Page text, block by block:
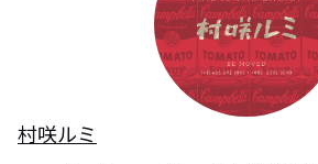
村咲ルミ